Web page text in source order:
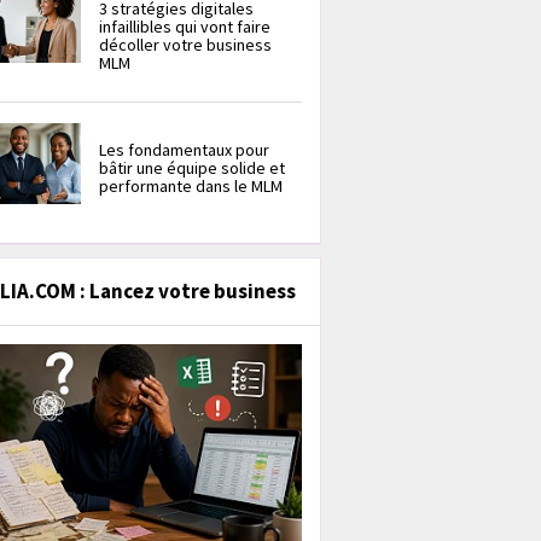
3 stratégies digitales
infaillibles qui vont faire
décoller votre business
MLM
Les fondamentaux pour
bâtir une équipe solide et
performante dans le MLM
: Lancez votre business